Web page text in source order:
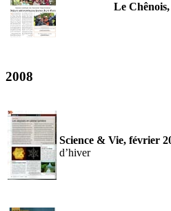
Le
2008
Science & Vie, février
d’hiver